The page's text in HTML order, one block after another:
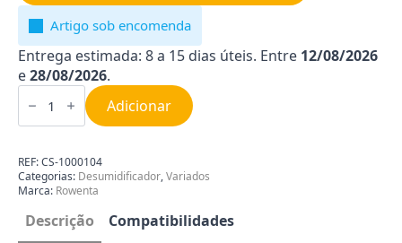
Artigo sob encomenda
Entrega estimada: 8 a 15 dias úteis. Entre 12/08/2026
e28/08/2026.
Quantidade
de
de
para
Desumidificador
ROWENTA
CS-
10001049
Adicionar
REF:CS-1000104
Categorias: Desumidificador,Variados
Marca: Rowenta
Descrição Compatibilidades